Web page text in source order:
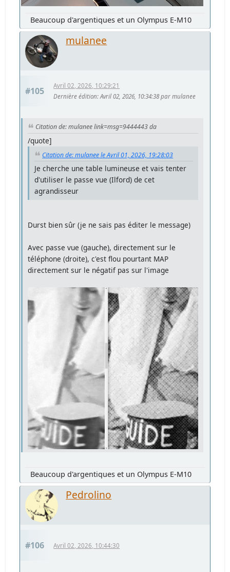
Beaucoup d'argentiques et un Olympus E-M10
mulanee
#105
Avril 02, 2026, 10:29:21
Dernière édition: Avril 02, 2026, 10:34:38 par mulanee
Citation de: mulanee link=msg=9444443 da
/quote]
Citation de: mulanee le Avril 01, 2026, 19:28:03
Je cherche une table lumineuse et vais tenter
d'utiliser le passe vue (Ilford) de cet
agrandisseur
Durst bien sûr (je ne sais pas éditer le message)
Avec passe vue (gauche), directement sur le
téléphone (droite), c'est flou pourtant MAP
directement sur le négatif pas sur l'image
Beaucoup d'argentiques et un Olympus E-M10
Pedrolino
#106 Avril 02, 2026, 10:44:30